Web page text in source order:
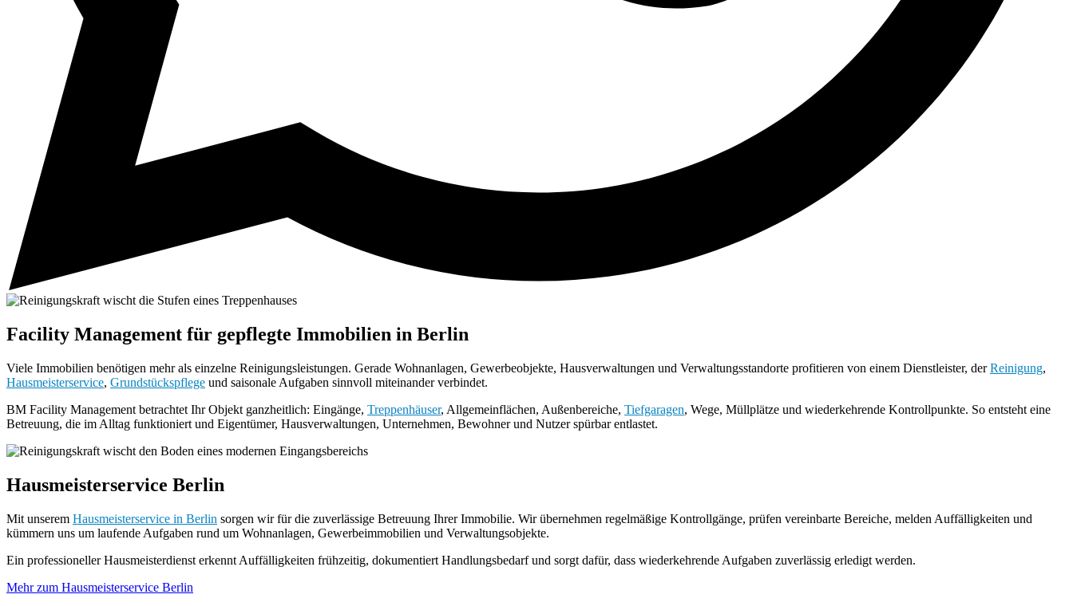
Facility Management für gepflegte Immobilien in Berlin
Viele Immobilien benötigen mehr als einzelne Reinigungsleistungen. Gerade Wohnanlagen, Gewerbeobjekte, Hausverwaltungen und Verwaltungsstandorte profitieren von einem Dienstleister, derReinigung,
Hausmeisterservice, Grundstückspflege und saisonale Aufgaben sinnvoll miteinander verbindet.
BM Facility Management betrachtet Ihr Objekt ganzheitlich: Eingänge, Treppenhäuser, Allgemeinflächen, Außenbereiche, Tiefgaragen, Wege, Müllplätze und wiederkehrende Kontrollpunkte. So entsteht eine
Betreuung, die im Alltag funktioniert und Eigentümer, Hausverwaltungen, Unternehmen, Bewohner und Nutzer spürbar entlastet.
Hausmeisterservice Berlin
Mit unserem Hausmeisterservice in Berlin sorgen wir für die zuverlässige Betreuung Ihrer Immobilie. Wir übernehmen regelmäßige Kontrollgänge, prüfen vereinbarte Bereiche, melden Auffälligkeiten und
kümmern uns um laufende Aufgaben rund um Wohnanlagen, Gewerbeimmobilien und Verwaltungsobjekte.
Ein professioneller Hausmeisterdienst erkennt Auffälligkeiten frühzeitig, dokumentiert Handlungsbedarf und sorgt dafür, dass wiederkehrende Aufgaben zuverlässig erledigt werden.
Mehr zum Hausmeisterservice Berlin